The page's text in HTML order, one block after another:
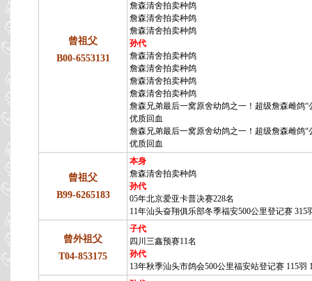
曾祖父
B00-6553131
詹森清舍拍卖种鸽
詹森清舍拍卖种鸽
詹森清舍拍卖种鸽
孙代
詹森清舍拍卖种鸽
詹森清舍拍卖种鸽
詹森清舍拍卖种鸽
詹森清舍拍卖种鸽
詹森兄弟最后一窝原舍幼鸽之一！超级詹森雌鸽“
优质回血
詹森兄弟最后一窝原舍幼鸽之一！超级詹森雌鸽“
优质回血
曾祖父
B99-6265183
本身
詹森清舍拍卖种鸽
孙代
05年北京爱亚卡普决赛228名
11年汕头奋翔俱乐部冬季福安500公里登记赛 315
曾外祖父
T04-853175
子代
四川三鑫预赛11名
孙代
13年秋季汕头市鸽会500公里福安站登记赛 115羽